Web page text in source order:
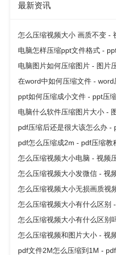
最新资讯
怎么压缩视频大小 画质不变 -
电脑怎样压缩ppt文件格式 -
电脑图片如何压缩图片 - 图片
在word中如何压缩文件 - word
ppt如何压缩成小文件 - ppt压
电脑什么软件压缩图片大小 -
pdf压缩后还是很大该怎么办 -
pdf怎么压缩成2m - pdf压缩教
怎么压缩视频大小电脑 - 视频
怎么压缩视频大小发微信 - 视
怎么压缩视频大小无损画质视
怎么压缩视频大小有什么区别
怎么压缩视频大小有什么区别
怎么压缩视频和图片大小 - 视
pdf文件2M怎么压缩到1M -